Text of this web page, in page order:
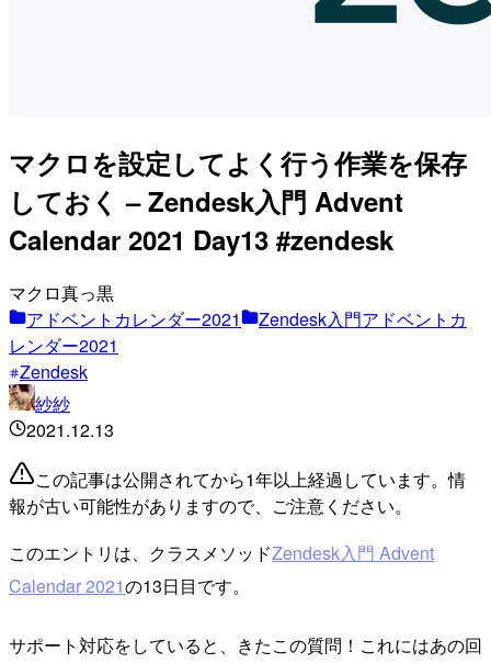
マクロを設定してよく行う作業を保存
しておく – Zendesk入門 Advent
Calendar 2021 Day13 #zendesk
マクロ真っ黒
アドベントカレンダー2021
Zendesk入門アドベントカ
レンダー2021
Zendesk
紗紗
2021.12.13
この記事は公開されてから1年以上経過しています。情
報が古い可能性がありますので、ご注意ください。
このエントリは、クラスメソッドZendesk入門 Advent
Calendar 2021の13日目です。
サポート対応をしていると、きたこの質問！これにはあの回